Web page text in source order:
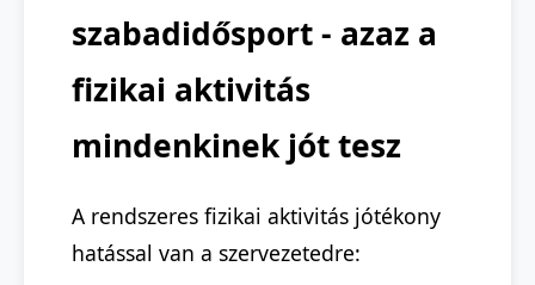
szabadidősport - azaz a
fizikai aktivitás
mindenkinek jót tesz
A rendszeres fizikai aktivitás jótékony
hatással van a szervezetedre: